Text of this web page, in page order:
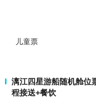
儿童票
漓江四星游船随机舱位
程接送+餐饮